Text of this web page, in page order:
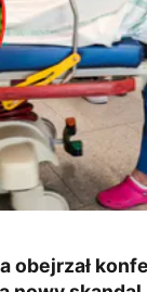
obejrzał